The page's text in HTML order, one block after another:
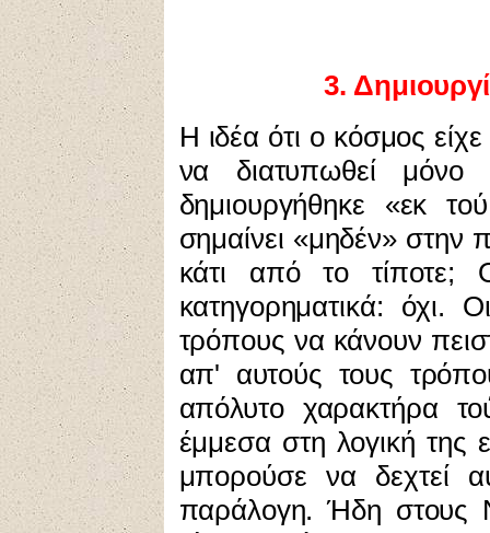
3.
Η ιδέα ότι ο κόσμος
να διατυπωθεί
δημιουργήθηκε «εκ
σημαίνει «μηδέν» στην
κάτι από το τίποτε;
κατηγορηματικά: όχι.
τρόπους να κάνουν
απ' αυτούς τους
απόλυτο χαρακτήρα
έμμεσα στη λογική της
μπορούσε να δεχτεί
παράλογη. Ήδη στους